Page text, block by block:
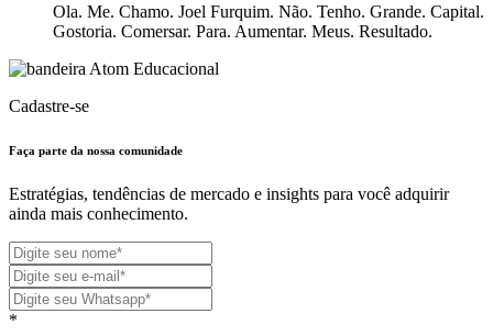
Ola. Me. Chamo. Joel Furquim. Não. Tenho. Grande. Capital.
Gostoria. Comersar. Para. Aumentar. Meus. Resultado.
Cadastre-se
Faça parte da nossa comunidade
Estratégias, tendências de mercado e insights para você adquirir
ainda mais conhecimento.
*